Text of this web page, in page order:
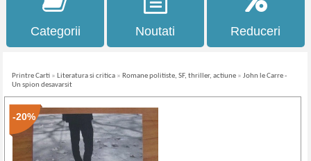
Categorii Noutati Reduceri
Printre Carti » Literatura si critica » Romane politiste, SF, thriller, actiune »John le Carre -
Un spion desavarsit
-20%